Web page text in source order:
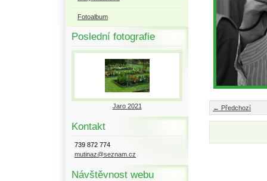
Fotoalbum
Poslední fotografie
Jaro 2021
Kontakt
739 872 774
mutinaz@seznam.cz
Návštěvnost webu
← Předchozí